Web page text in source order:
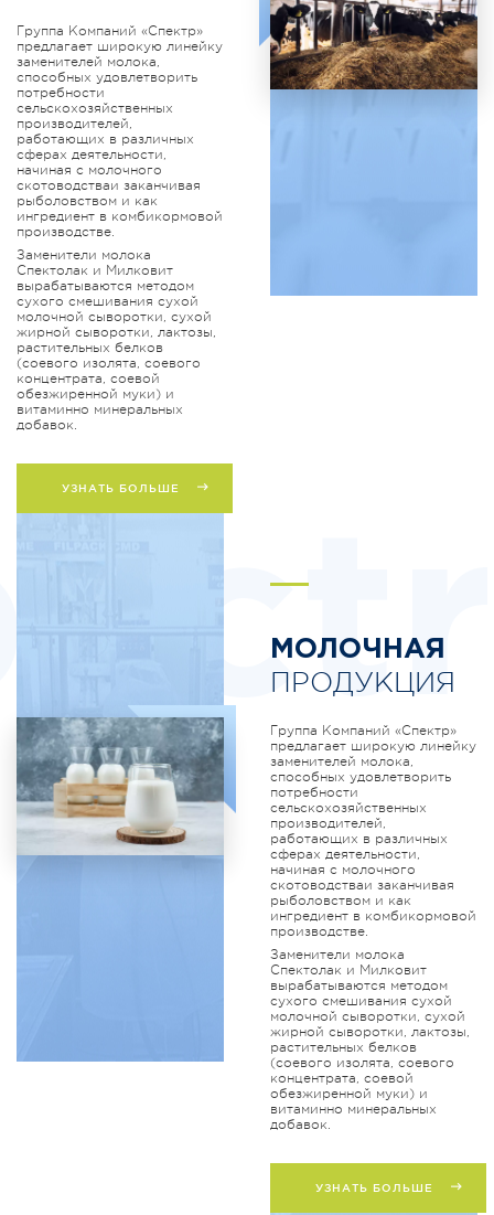
Группа Компаний «Спектр»
предлагает широкую линейку
заменителей молока,
способных удовлетворить
потребности
сельскохозяйственных
производителей,
работающих в различных
сферах деятельности,
начиная с молочного
скотоводстваи заканчивая
рыболовством и как
ингредиент в комбикормовой
производстве.
Заменители молока
Спектолак и Милковит
вырабатываются методом
сухого смешивания сухой
молочной сыворотки, сухой
жирной сыворотки, лактозы,
растительных белков
(соевого изолята, соевого
концентрата, соевой
обезжиренной муки) и
витаминно минеральных
добавок.
УЗНАТЬ БОЛЬШЕ
МОЛОЧНАЯ
ПРОДУКЦИЯ
Группа Компаний «Спектр»
предлагает широкую линейку
заменителей молока,
способных удовлетворить
потребности
сельскохозяйственных
производителей,
работающих в различных
сферах деятельности,
начиная с молочного
скотоводстваи заканчивая
рыболовством и как
ингредиент в комбикормовой
производстве.
Заменители молока
Спектолак и Милковит
вырабатываются методом
сухого смешивания сухой
молочной сыворотки, сухой
жирной сыворотки, лактозы,
растительных белков
(соевого изолята, соевого
концентрата, соевой
обезжиренной муки) и
витаминно минеральных
добавок.
УЗНАТЬ БОЛЬШЕ